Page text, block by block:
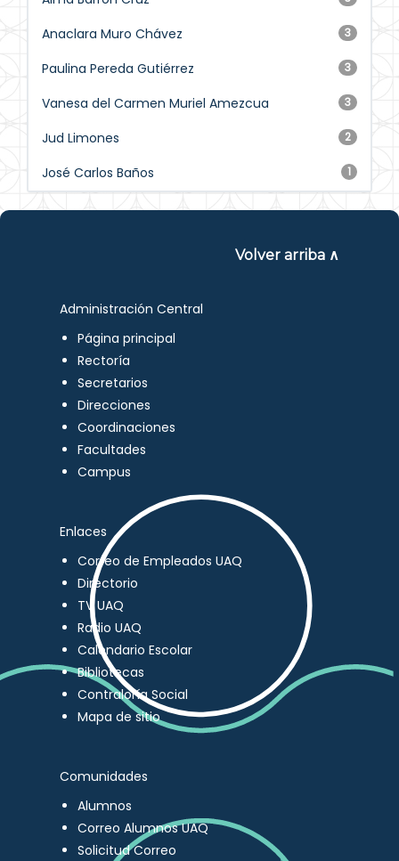
3
Anaclara Muro Chávez
3
Paulina Pereda Gutiérrez
3
Vanesa del Carmen Muriel Amezcua
2
Jud Limones
1
José Carlos Baños
Volver arriba ∧
Administración Central
Página principal
Rectoría
Secretarios
Direcciones
Coordinaciones
Facultades
Campus
Enlaces
Correo de Empleados UAQ
Directorio
TV UAQ
Radio UAQ
Calendario Escolar
Bibliotecas
Contraloría Social
Mapa de sitio
Comunidades
Alumnos
Correo Alumnos UAQ
Solicitud Correo